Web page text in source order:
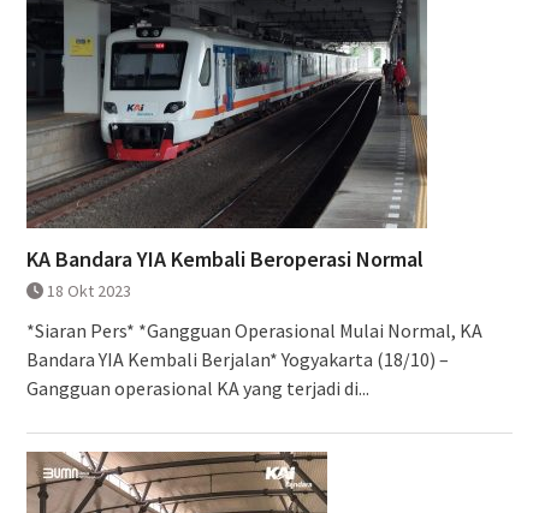
KA Bandara YIA Kembali Beroperasi Normal
18 Okt 2023
*Siaran Pers* *Gangguan Operasional Mulai Normal, KA
Bandara YIA Kembali Berjalan* Yogyakarta (18/10) –
Gangguan operasional KA yang terjadi di...